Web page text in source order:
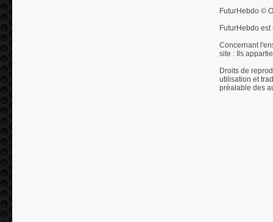
FuturHebdo ©
FuturHebdo
Concernant
site : Ils
Droits de
utilisation et
préalable des